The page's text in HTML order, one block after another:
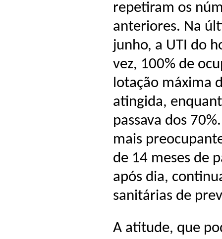
repetiram os
anteriores. Na
junho, a UTI do
vez, 100% de
lotação máxima
atingida,
passava dos
mais
de 14 meses de
após dia,
sanitárias de
A atitude, que